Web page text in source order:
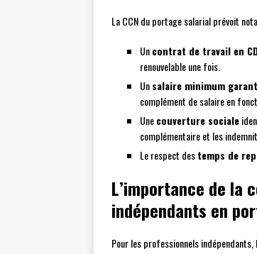
La CCN du portage salarial prévoit
Uncontrat de travail en
renouvelable une fois.
Unsalaire minimum
complément de salaire en
Unecouverture sociale
complémentaire et les
Le respect destemps de
L’importance de la
indépendants en
Pour les professionnels